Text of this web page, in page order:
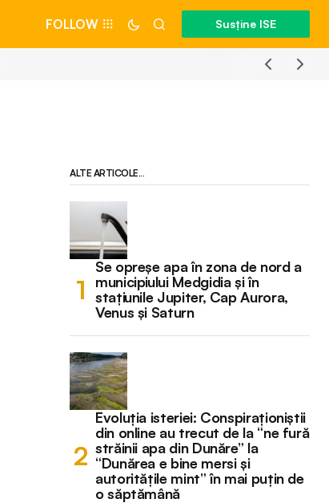
FOLLOW Susține ISE
ALTE ARTICOLE...
Se opreșe apa în zona de nord a
municipiului Medgidia și în
stațiunile Jupiter, Cap Aurora,
Venus și Saturn
Evoluția isteriei: Conspiraționiștii
din online au trecut de la “ne fură
străinii apa din Dunăre” la
“Dunărea e bine mersi și
autoritățile mint” în mai puțin de
o săptămână